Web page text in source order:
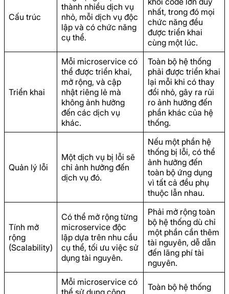
Cấu trúc
thành nhiều dịch vụ
nhỏ, mỗi dịch vụ độc
lập và có chức năng
cụ thể.
nhất, trong đó mọi
chức năng đều
được triển khai
cùng một lúc.
Triển khai
Mỗi microservice có
thể được triển khai,
mở rộng, và cập
nhật riêng lẻ mà
không ảnh hưởng
đến các dịch vụ
khác.
Toàn bộ hệ thống
phải được triển khai
lại mỗi khi có thay
đổi nhỏ, gây ra rủi
ro ảnh hưởng đến
phần khác của hệ
thống.
Quản lý lỗi
Một dịch vụ bị lỗi sẽ
chỉ ảnh hưởng đến
dịch vụ đó.
Nếu một phần hệ
thống bị lỗi, có thể
ảnh hưởng đến
toàn bộ ứng dụng
vì tất cả đều phụ
thuộc lẫn nhau.
Tính mở
rộng
(Scalability)
Có thể mở rộng từng
microservice độc
lập dựa trên nhu cầu
cụ thể, tối ưu việc sử
dụng tài nguyên.
Phải mở rộng toàn
bộ hệ thống dù chỉ
một phần cần thêm
tài nguyên, dễ dẫn
đến lãng phí tài
nguyên.
Mỗi microservice có
thể sử dụng công
Toàn bộ hệ thống